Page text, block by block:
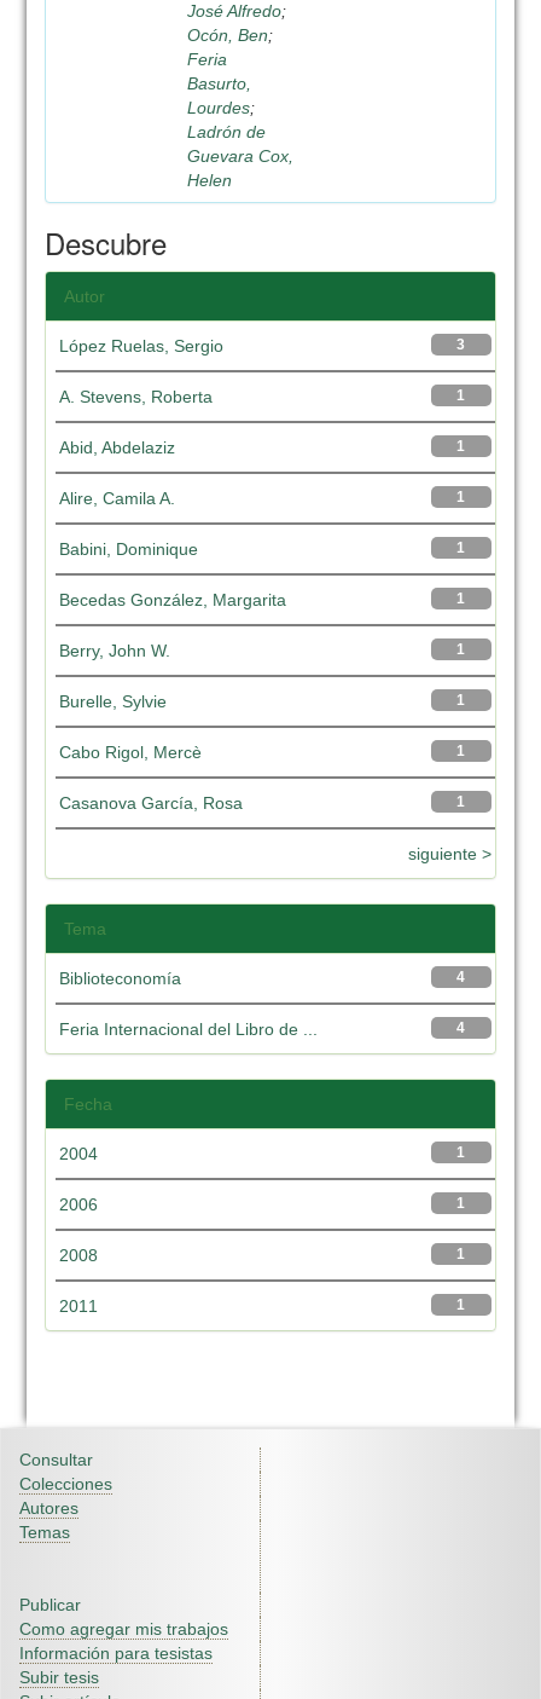
José Alfredo;
Ocón, Ben;
Feria
Basurto,
Lourdes;
Ladrón de
Guevara Cox,
Helen
Descubre
Autor
3
López Ruelas, Sergio
1
A. Stevens, Roberta
1
Abid, Abdelaziz
1
Alire, Camila A.
1
Babini, Dominique
1
Becedas González, Margarita
1
Berry, John W.
1
Burelle, Sylvie
1
Cabo Rigol, Mercè
1
Casanova García, Rosa
siguiente >
Tema
4
Biblioteconomía
4
Feria Internacional del Libro de ...
Fecha
1
2004
1
2006
1
2008
1
2011
Consultar
Colecciones
Autores
Temas
Publicar
Como agregar mis trabajos
Información para tesistas
Subir tesis